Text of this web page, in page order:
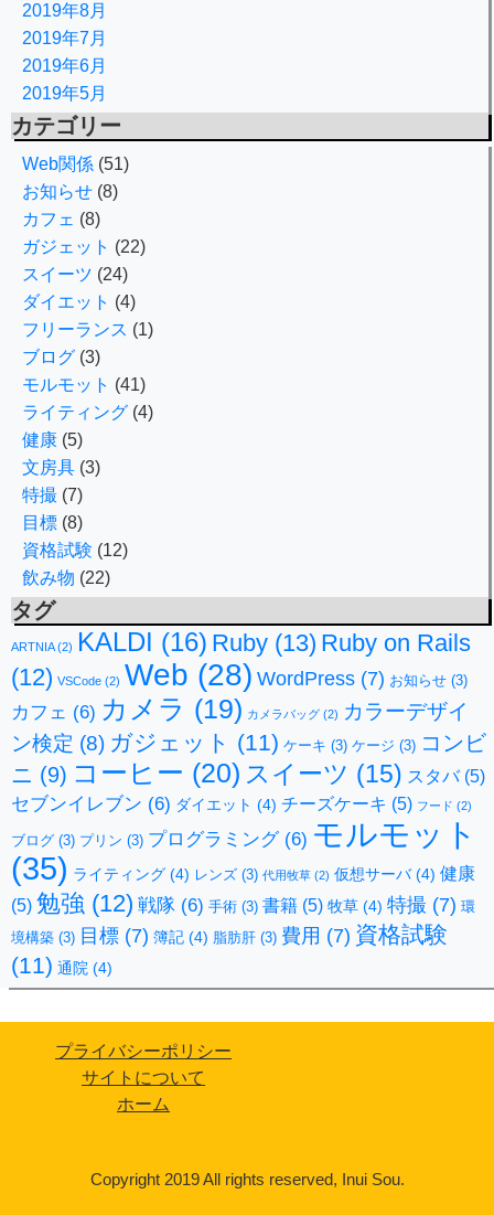
2019年8月
2019年7月
2019年6月
2019年5月
カテゴリー
Web関係 (51)
お知らせ (8)
カフェ (8)
ガジェット (22)
スイーツ (24)
ダイエット (4)
フリーランス (1)
ブログ (3)
モルモット (41)
ライティング (4)
健康 (5)
文房具 (3)
特撮 (7)
目標 (8)
資格試験 (12)
飲み物 (22)
タグ
ARTNIA(2) KALDI (16) Ruby (13) Ruby on Rails
(12) VSCode (2) Web (28) WordPress (7) お知らせ (3)
カフェ (6) カメラ (19) カメラバッグ (2) カラーデザイ
ン検定 (8) ガジェット (11) ケーキ (3) ケージ (3) コンビ
ニ (9) コーヒー (20) スイーツ (15) スタバ(5)
セブンイレブン (6) ダイエット (4) チーズケーキ (5) フード (2)
ブログ (3) プリン (3) プログラミング(6) モルモット
(35) ライティング (4) レンズ (3) 代用牧草 (2) 仮想サーバ(4) 健康
(5) 勉強 (12) 戦隊 (6) 手術 (3) 書籍 (5) 牧草 (4) 特撮 (7) 環
境構築 (3) 目標 (7) 簿記 (4) 脂肪肝 (3) 費用 (7) 資格試験
(11) 通院 (4)
プライバシーポリシー
サイトについて
ホーム
Copyright 2019 All rights reserved, Inui Sou.